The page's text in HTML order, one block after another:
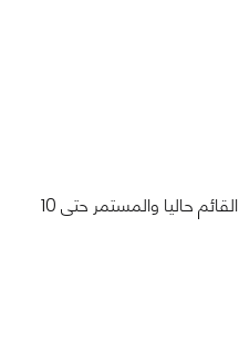
كشفت شركة AMD عن معالجاتها الرسومية الجديدة R9/R7/R5 M200 الموجهة للموبايل بشكل رسمي في معرض CES 2014 القائم حاليا والمستمر حتى 10